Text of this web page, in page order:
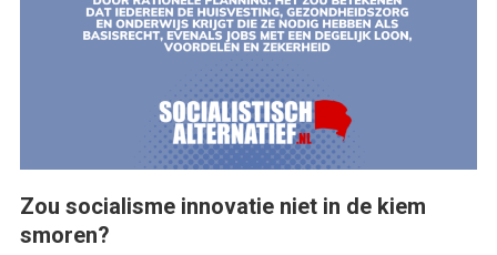
Zou socialisme innovatie niet in de kiem
smoren?